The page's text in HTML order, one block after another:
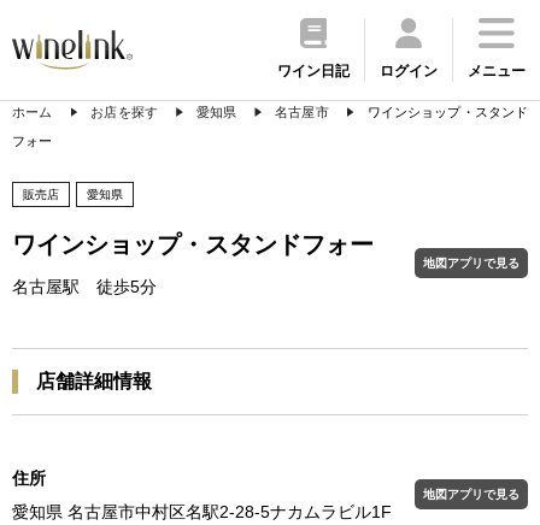
ワイン日記 ログイン メニュー
ホーム お店を探す 愛知県 名古屋市
ワインショップ・スタンド
フォー
販売店 愛知県
ワインショップ・スタンドフォー
名古屋駅 徒歩5分
地図アプリで見る
店舗詳細情報
住所
愛知県 名古屋市中村区名駅2-28-5ナカムラビル1F
地図アプリで見る